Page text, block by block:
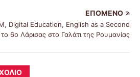
ΕΠΌΜΕΝΟ
Digital Education, English as a Second
6ο Λάρισας στο Γαλάτι της Ρουμανίας